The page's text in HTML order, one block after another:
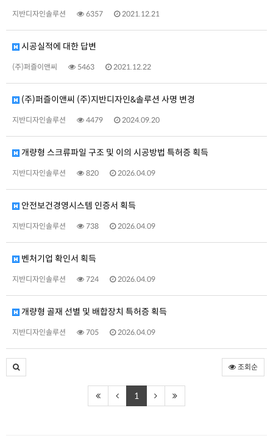
지반디자인솔루션 6357 2021.12.21
시공실적에 대한 답변
(주)퍼즐이앤씨 5463 2021.12.22
(주)퍼즐이앤씨 (주)지반디자인&솔루션 사명 변경
지반디자인솔루션 4479 2024.09.20
개량형 스크류파일 구조 및 이의 시공방법 특허증 획득
지반디자인솔루션 820 2026.04.09
안전보건경영시스템 인증서 획득
지반디자인솔루션 738 2026.04.09
벤처기업 확인서 획득
지반디자인솔루션 724 2026.04.09
개량형 골재 선별 및 배합장치 특허증 획득
지반디자인솔루션 705 2026.04.09
조회순
1